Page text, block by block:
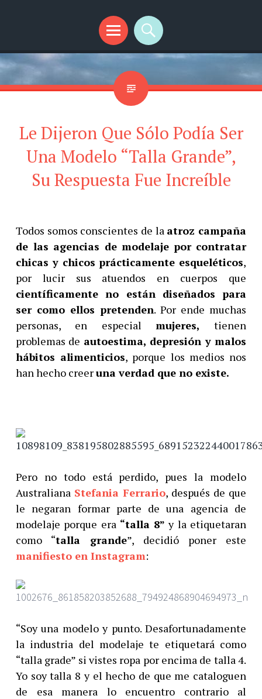
El Camino de las Mentes Brillantes
Menú
Buscar
Le Dijeron Que Sólo Podía Ser
Una Modelo “Talla Grande”,
Su Respuesta Fue Increíble
Todos somos conscientes de la atroz campaña
de las agencias de modelaje por contratar
chicas y chicos prácticamente esqueléticos,
por lucir sus atuendos en cuerpos que
científicamente no están diseñados para
ser como ellos pretenden. Por ende muchas
personas, en especial mujeres, tienen
problemas de autoestima, depresión y malos
hábitos alimenticios, porque los medios nos
han hecho creeruna verdad que no existe.
Pero no todo está perdido, pues la modelo
Australiana Stefania Ferrario, después de que
le negaran formar parte de una agencia de
modelaje porque era “talla 8” y la etiquetaran
como “talla grande”, decidió poner este
manifiesto en Instagram:
“Soy una modelo y punto. Desafortunadamente
la industria del modelaje te etiquetará como
“talla grade” si vistes ropa por encima de talla 4.
Yo soy talla 8 y el hecho de que me cataloguen
de esa manera lo encuentro contrario al